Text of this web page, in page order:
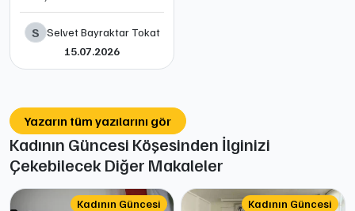
S Selvet Bayraktar Tokat
15.07.2026
Yazarın tüm yazılarını gör
Kadının Güncesi Köşesinden İlginizi
Çekebilecek Diğer Makaleler
Kadının Güncesi Kadının Güncesi